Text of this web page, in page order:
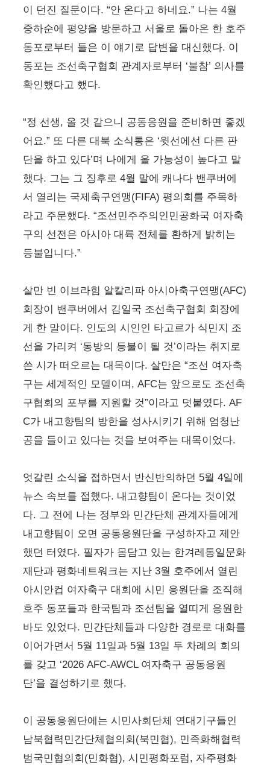
이 던진 질문이다. “안 온다고 하네요.” 나는 4월
중하순에 평양을 방문하고 서울로 돌아온 한 호주
동포로부터 들은 이 얘기로 답변을 대신했다. 이
동포는 조선축구협회 관계자로부터 ‘불참’ 의사를
확인했다고 했다.
“정 선생, 올 것 같으니 공동응원을 준비하면 좋겠
어요.” 또 다른 대북 소식통은 ‘윗선에선 다른 판
단을 하고 있다’며 나에게 올 가능성이 높다고 말
했다. 그는 그 징후로 4월 말에 캐나다 밴쿠버에
서 열리는 국제축구연맹(FIFA) 평의회를 주목하
라고 주문했다. “조선민주주의인민공화국 여자축
구의 선전은 아시아 대륙 전체를 환하게 밝히는
등불입니다.”
살만 빈 이브라힘 알칼리파 아시아축구연맹(AFC)
회장이 밴쿠버에서 김일국 조선축구협회 회장에
게 한 말이다. 인도의 시인인 타고르가 식민지 조
선을 가리켜 ‘동방의 등불이 될 것’이라는 취지로
쓴 시가 떠오르는 대목이다. 살만은 “조선 여자축
구는 세계적인 모델이며, AFC는 앞으로도 조선축
구협회의 포부를 지원할 것”이라고 덧붙였다. AF
C가 내고향팀의 방한을 성사시키기 위해 엄청난
공을 들이고 있다는 것을 보여주는 대목이었다.
엇갈린 소식을 접하면서 반신반의하던 5월 4일에
뉴스 속보를 접했다. 내고향팀이 온다는 것이었
다. 그 전에 나는 정부와 민간단체 관계자들에게
내고향팀이 오면 공동응원단을 구성하자고 제안
했던 터였다. 필자가 몸담고 있는 한겨레통일문화
재단과 평화네트워크는 지난 3월 호주에서 열린
아시안컵 여자축구 대회에 시민 응원단을 조직해
호주 동포들과 한국팀과 조선팀을 열띠게 응원한
바도 있었다. 민간단체들과 다양한 경로로 대화를
이어가면서 5월 11일과 5월 13일 두 차례의 회의
를 갖고 ‘2026 AFC-AWCL 여자축구 공동응원
단’을 결성하기로 했다.
이 공동응원단에는 시민사회단체 연대기구들인
남북협력민간단체협의회(북민협), 민족화해협력
범국민협의회(민화협), 시민평화포럼, 자주평화